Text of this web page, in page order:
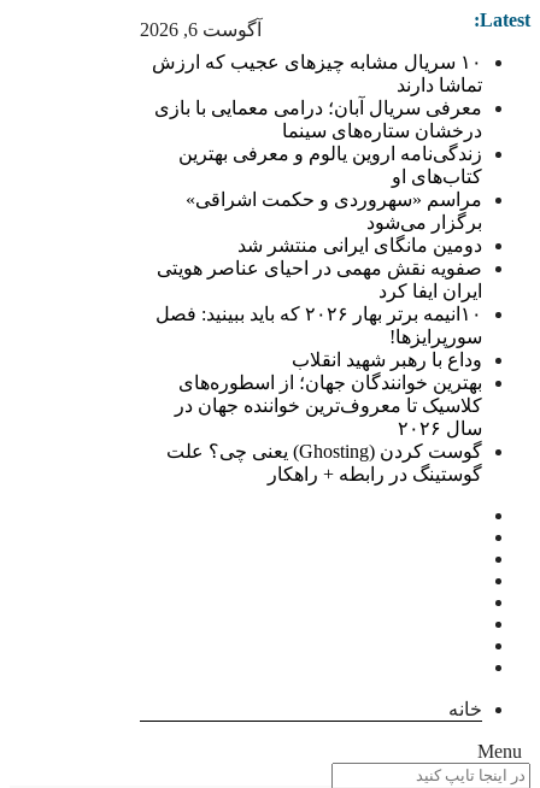
آگوست 6, 2026 Latest:
۱۰ سریال مشابه چیزهای عجیب که ارزش
تماشا دارند
معرفی سریال آبان؛ درامی معمایی با بازی
درخشان ستاره‌های سینما
زندگی‌نامه اروین یالوم و معرفی بهترین
کتاب‌های او
مراسم «سهروردی و حکمت اشراقی»
برگزار می‌شود
دومین مانگای ایرانی منتشر شد
صفویه نقش مهمی در احیای عناصر هویتی
ایران ایفا کرد
۱۰انیمه برتر بهار ۲۰۲۶ که باید ببینید: فصل
سورپرایزها!
وداع با رهبر شهید انقلاب
بهترین خوانندگان جهان؛ از اسطوره‌های
کلاسیک تا معروف‌ترین خواننده جهان در
سال ۲۰۲۶
گوست کردن (Ghosting) یعنی چی؟ علت
گوستینگ در رابطه + راهکار
خانه
Menu